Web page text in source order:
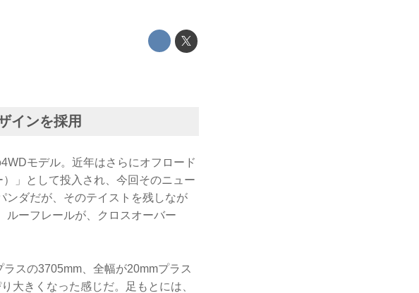
インを採用
モデル。近年はさらにオフロード
」として投入され、今回そのニュー
ンダだが、そのテイストを残しなが
ルーフレールが、クロスオーバー
スの3705mm、全幅が20mmプラス
大きくなった感じだ。足もとには、